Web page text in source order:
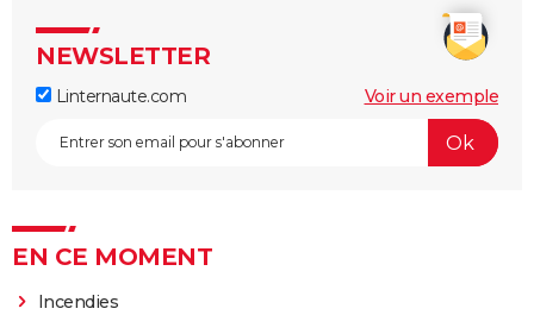
NEWSLETTER
Linternaute.com Voir un exemple
EN CE MOMENT
Incendies